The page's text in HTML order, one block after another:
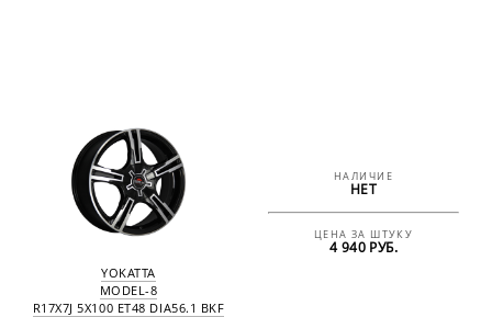
YOKATTA
MODEL-8
R17X7J 5X100 ET48 DIA56.1 BKF
НАЛИЧИЕ
НЕТ
ЦЕНА ЗА ШТУКУ
4 940 РУБ.